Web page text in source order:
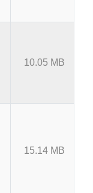
10.05 MB
15.14 MB